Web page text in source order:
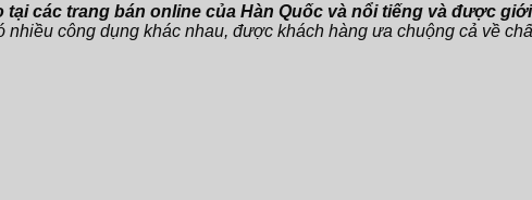
các trang bán online của Hàn Quốc và nổi tiếng và được
nhiều công dụng khác nhau, được khách hàng ưa chuộng cả về